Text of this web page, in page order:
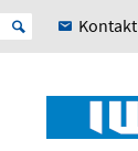
Kontakt